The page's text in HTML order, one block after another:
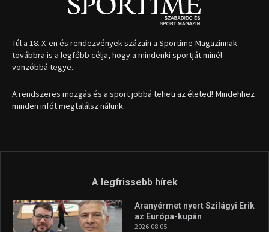
Túl a 18. X-en és rendezvények százain a Sportime Magazinnak
továbbra is a legfőbb célja, hogy a mindenki sportját minél
vonzóbbá tegye.
A rendszeres mozgás és a sport jobbá teheti az életed! Mindehhez
minden infót megtalálsz nálunk.
A legfrissebb hírek
Aranyérmet nyert Szilágyi Erik
az Európa-kupán
2026.08.05.